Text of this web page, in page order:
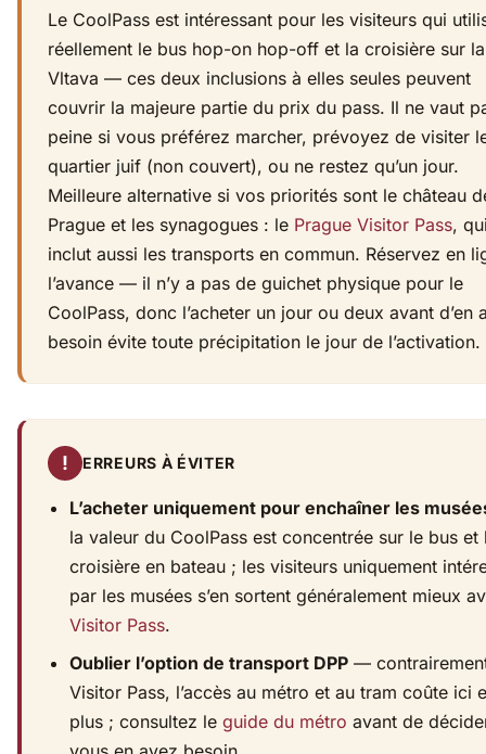
Le CoolPass est intéressant pour les visiteurs qui
réellement le bus hop-on hop-off et la croisière sur la
Vltava — ces deux inclusions à elles seules peuvent
couvrir la majeure partie du prix du pass. Il ne vaut
peine si vous préférez marcher, prévoyez de visiter
quartier juif (non couvert), ou ne restez qu’un jour.
Meilleure alternative si vos priorités sont le château
Prague et les synagogues : le Prague Visitor Pass,
inclut aussi les transports en commun. Réservez en
l’avance — il n’y a pas de guichet physique pour le
CoolPass, donc l’acheter un jour ou deux avant d’en
besoin évite toute précipitation le jour de l’activation.
! ERREURS À ÉVITER
L’acheter uniquement pour enchaîner les
la valeur du CoolPass est concentrée sur le bus et
croisière en bateau ; les visiteurs uniquement
par les musées s’en sortent généralement mieux
Visitor Pass.
Oublier l’option de transport DPP —
Visitor Pass, l’accès au métro et au tram coûte ici
plus ; consultez le guide du métro avant de